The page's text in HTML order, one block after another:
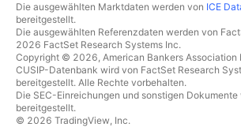
Die ausgewählten Marktdaten werden von ICE
bereitgestellt.
Die ausgewählten Referenzdaten werden von
2026 FactSet Research Systems Inc.
Copyright © 2026, American Bankers Association
CUSIP-Datenbank wird von FactSet Research
bereitgestellt. Alle Rechte vorbehalten.
Die SEC-Einreichungen und sonstigen Dokumente
bereitgestellt.
© 2026 TradingView, Inc.